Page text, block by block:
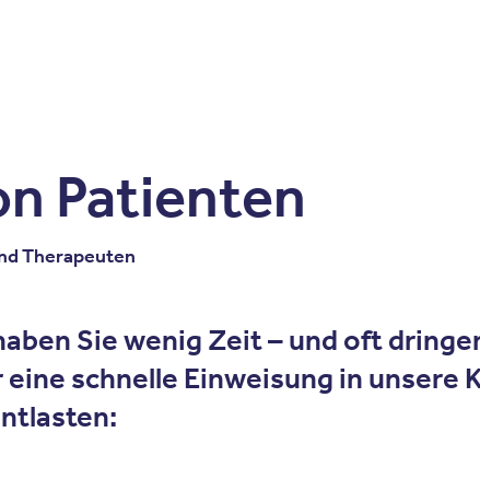
Patienten
Therapeuten
Sie wenig Zeit – und oft
schnelle Einweisung in unsere